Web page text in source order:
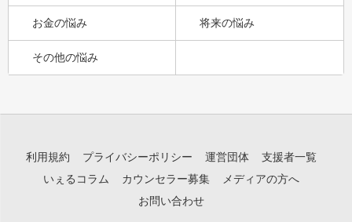
お金の悩み 将来の悩み
その他の悩み
利用規約 プライバシーポリシー 運営団体
支援者一覧
いぇるコラム
カウンセラー募集
メディアの方へ
お問い合わせ